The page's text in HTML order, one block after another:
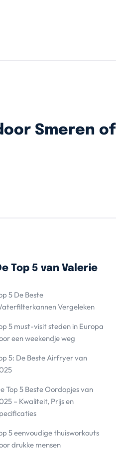
Smeren of
Top 5 van Valerie
5 De Beste
Vergeleken
5 must-visit steden in Europa
een weekendje weg
5: De Beste Airfryer van
Top 5 Beste Oordopjes van
– Kwaliteit, Prijs en
5 eenvoudige thuisworkouts
drukke mensen